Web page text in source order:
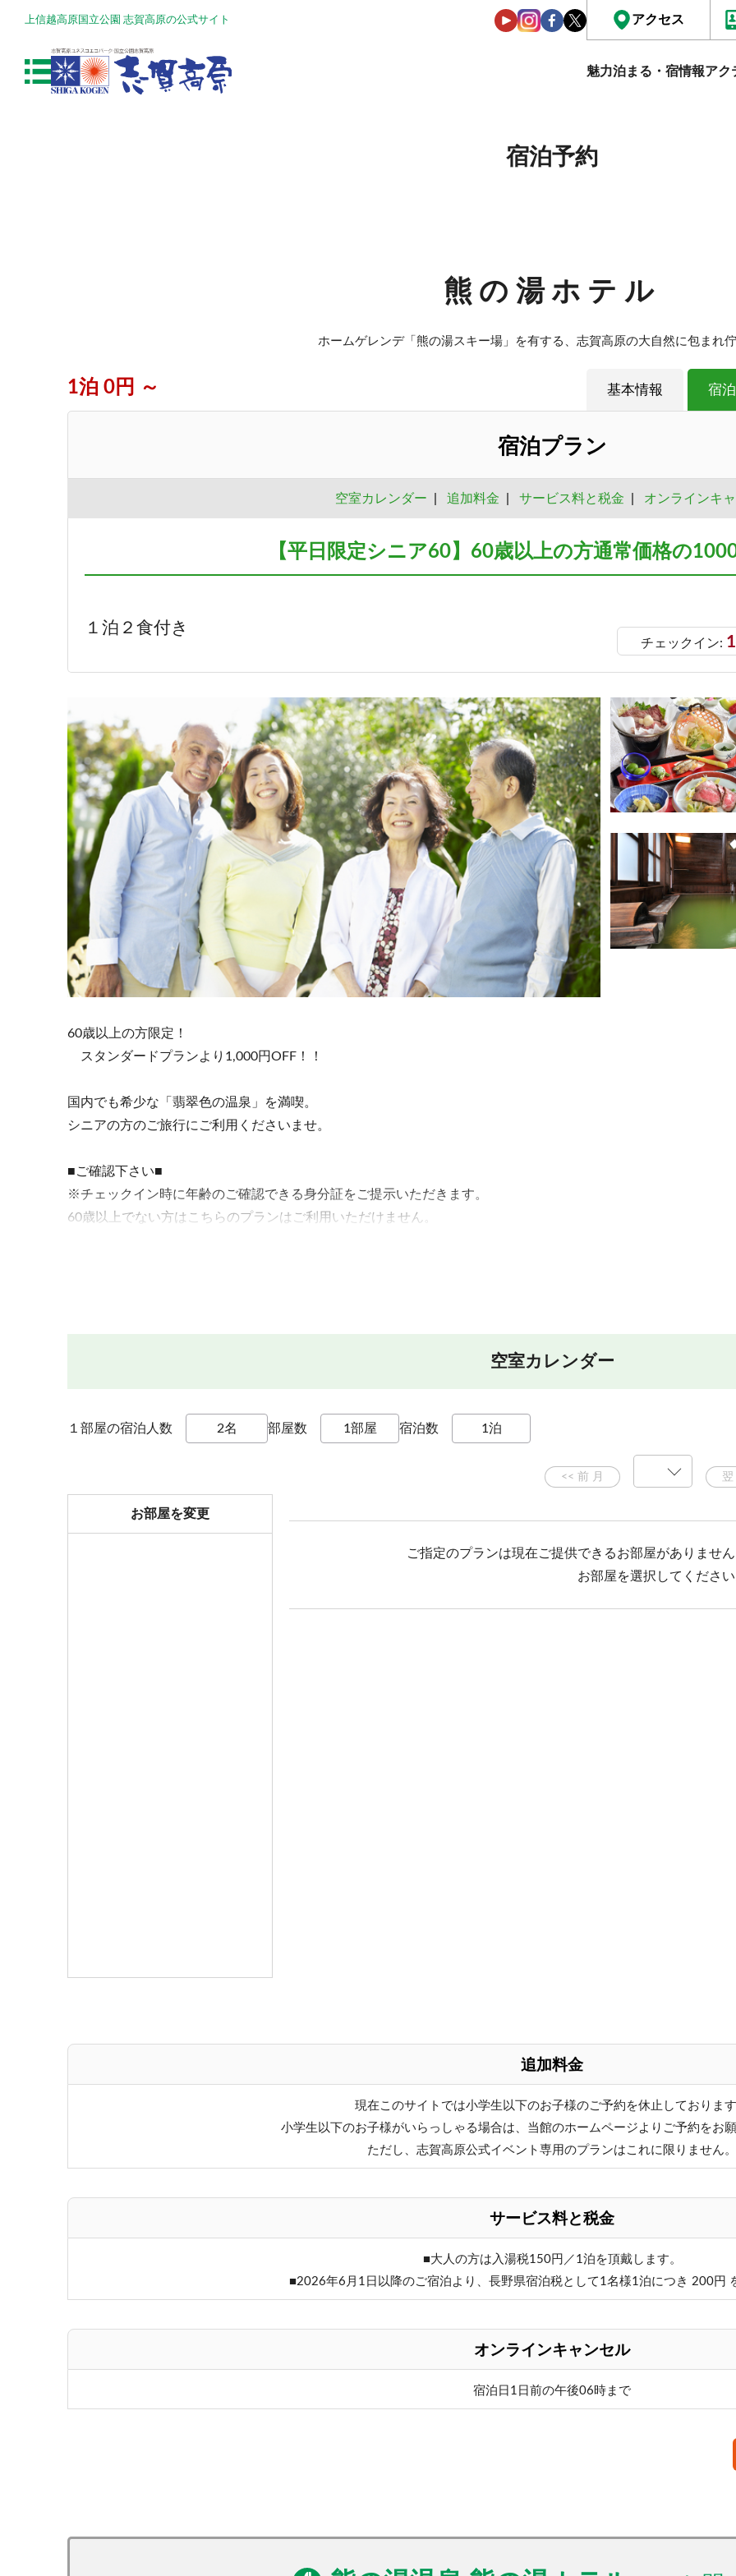
上信越高原国立公園 志賀高原の公式サイト アクセス
魅力泊まる・宿情報アク
宿泊予約
熊の湯ホテル
ホームゲレンデ「熊の湯スキー場」を有する、志賀高原の大自然に包まれ
1泊 0円 ～ 基本情報 宿
宿泊プラン
空室カレンダー 追加料金 サービス料と税金 オンラインキ
【平日限定シニア60】60歳以上の方通常価格の
１泊２食付き
チェックイン:
60歳以上の方限定！
スタンダードプランより1,000円OFF！！
国内でも希少な「翡翠色の温泉」を満喫。
シニアの方のご旅行にご利用くださいませ。
■ご確認下さい■
※チェックイン時に年齢のご確認できる身分証をご提示いただきます。
60歳以上でない方はこちらのプランはご利用いただけません。
≪ご朝食≫
バイキングまたは和定食
しっかり食べて、元気に出発
・夕食付プランのご予約でも、19:30以降のご到着になった場合は夕食の用意はいたしかねます。
冬はウィンタースポーツ三昧！
≪その３館内施設も充実≫
かわいい熊のイラスト入りオリジナルグッズも販売中！
空室カレンダー
１部屋の宿泊人数 部屋数 宿泊数
お部屋を変更
ご指定のプランは現在ご提供できるお部屋がありませ
お部屋を選択してください
追加料金
現在このサイトでは小学生以下のお子様のご予約を休止しております
小学生以下のお子様がいらっしゃる場合は、当館のホームページよりご予約をお願
ただし、志賀高原公式イベント専用のプランはこれに限りません。
サービス料と税金
■大人の方は入湯税150円／1泊を頂戴します。
■2026年6月1日以降のご宿泊より、長野県宿泊税として1名様1泊につき 200円
オンラインキャンセル
宿泊日1日前の午後06時まで